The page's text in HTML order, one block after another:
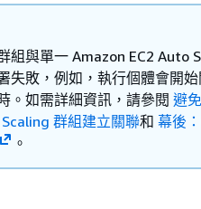
組與單一 Amazon EC2 Auto
失敗，例如，執行個體會開
。如需詳細資訊，請參閱 避
群組建立關聯和 幕後
。